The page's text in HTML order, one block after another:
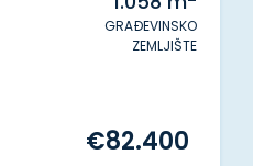
GRAĐEVINSKO
ZEMLJIŠTE
€82.400